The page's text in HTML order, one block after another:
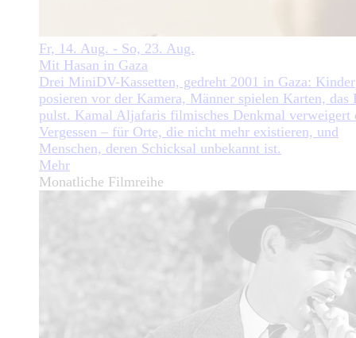
Fr, 14. Aug. - So, 23. Aug.
Mit Hasan in Gaza
Drei MiniDV-Kassetten, gedreht 2001 in Gaza: Kinder
posieren vor der Kamera, Männer spielen Karten, das
pulst. Kamal Aljafaris filmisches Denkmal verweigert
Vergessen – für Orte, die nicht mehr existieren, und
Menschen, deren Schicksal unbekannt ist.
Mehr
Monatliche Filmreihe